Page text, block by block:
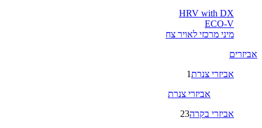
HRV with DX
ECO-V
מיני מרכזי לאויר צח
אביזרים
אביזרי צנרת1
אביזרי צנרת
אביזרי בקרה23